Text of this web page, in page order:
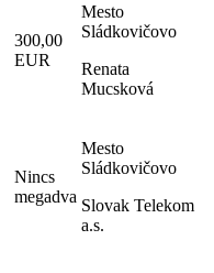
300,00
EUR
Mesto
Sládkovičovo
Renata
Mucsková
Nincs
megadva
Mesto
Sládkovičovo
Slovak Telekom
a.s.